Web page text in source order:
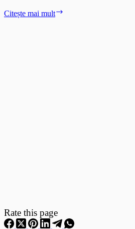
Citește mai mult
Rate this page